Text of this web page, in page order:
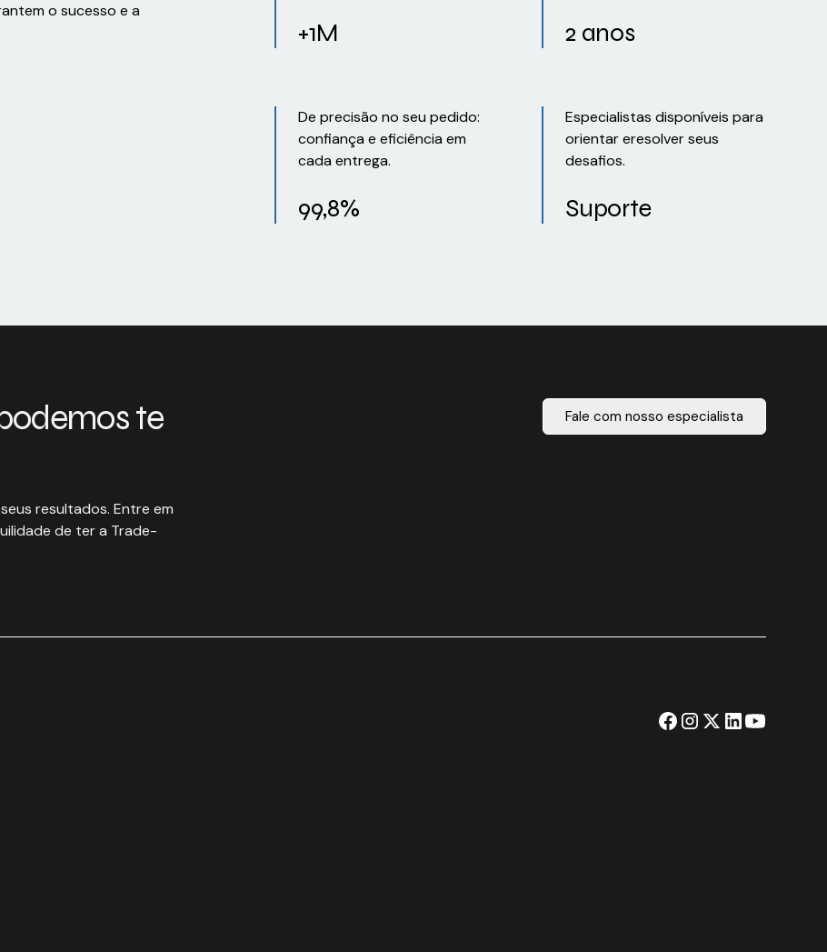
o sucesso e a
+1M 2 anos
De precisão no seu pedido:
confiança e eficiência em
cada entrega.
99,8%
Especialistas disponíveis para
orientar eresolver seus
desafios.
Suporte
te
resultados. Entre em
de ter a Trade-
Fale com nosso especialista